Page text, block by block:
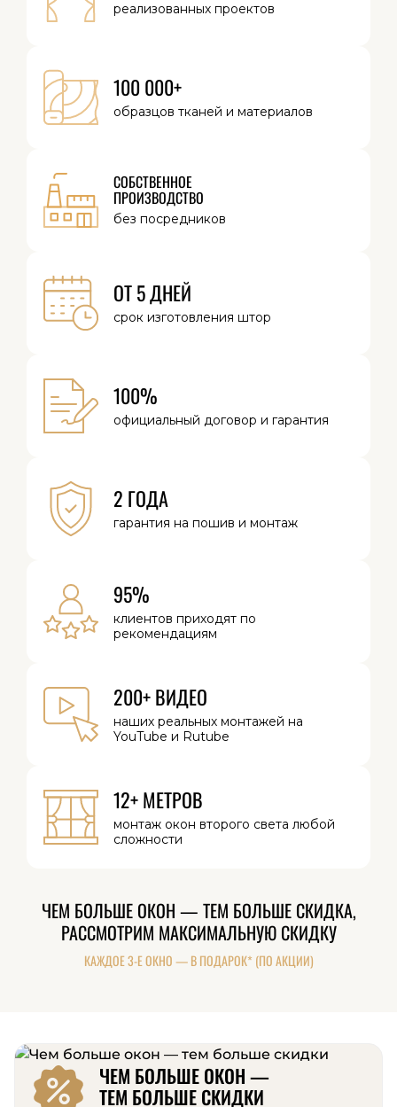
реализованных проектов
100 000+
образцов тканей и материалов
СОБСТВЕННОЕ
ПРОИЗВОДСТВО
без посредников
ОТ 5 ДНЕЙ
срок изготовления штор
100%
официальный договор и гарантия
2 ГОДА
гарантия на пошив и монтаж
95%
клиентов приходят по
рекомендациям
200+ ВИДЕО
наших реальных монтажей на
YouTube и Rutube
12+ МЕТРОВ
монтаж окон второго света любой
сложности
ЧЕМ БОЛЬШЕ ОКОН — ТЕМ БОЛЬШЕ СКИДКА,
РАССМОТРИМ МАКСИМАЛЬНУЮ СКИДКУ
КАЖДОЕ 3-Е ОКНО — В ПОДАРОК* (ПО АКЦИИ)
ЧЕМ БОЛЬШЕ ОКОН —
ТЕМ БОЛЬШЕ СКИДКИ